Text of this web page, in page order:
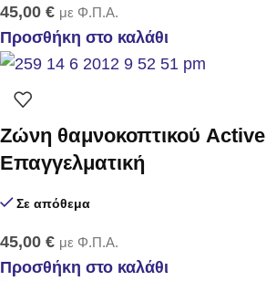
45,00 € με Φ.Π.Α.
Προσθήκη στο καλάθι
Zώνη θαμνοκοπτικού Active
Επαγγελματική
Σε απόθεμα
45,00 € με Φ.Π.Α.
Προσθήκη στο καλάθι